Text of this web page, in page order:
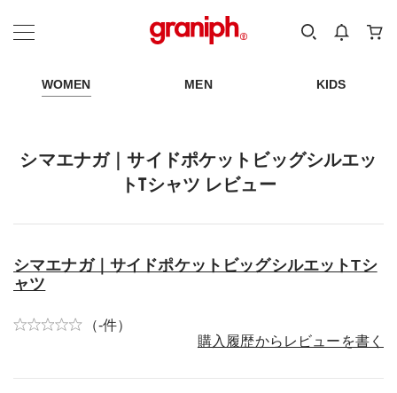
カテゴリーから探す
WOMEN MEN KIDS
シマエナガ｜サイドポケットビッグシルエッ
トTシャツ レビュー
シマエナガ｜サイドポケットビッグシルエットTシ
ャツ
（-件）
購入履歴からレビューを書く